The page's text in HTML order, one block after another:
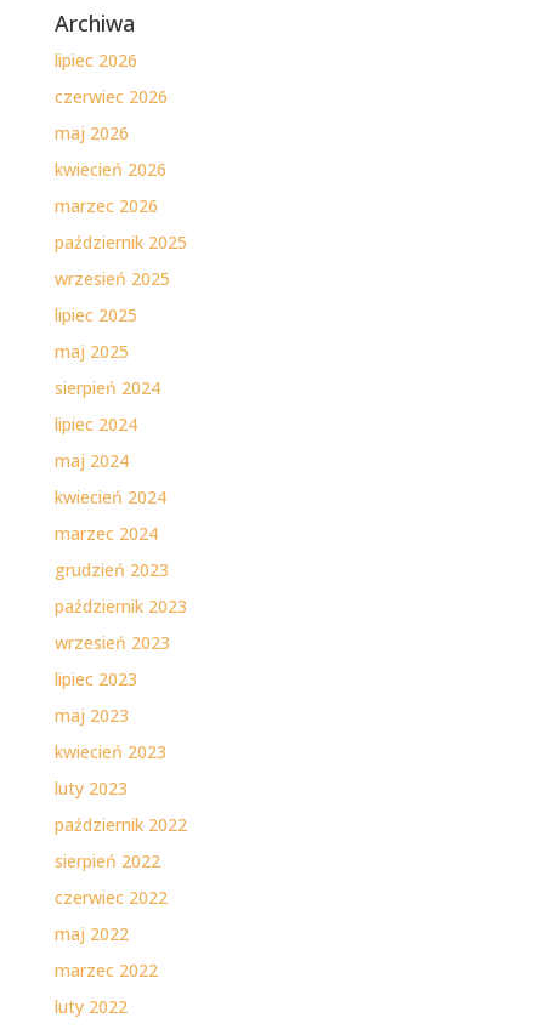
Archiwa
lipiec 2026
czerwiec 2026
maj 2026
kwiecień 2026
marzec 2026
październik 2025
wrzesień 2025
lipiec 2025
maj 2025
sierpień 2024
lipiec 2024
maj 2024
kwiecień 2024
marzec 2024
grudzień 2023
październik 2023
wrzesień 2023
lipiec 2023
maj 2023
kwiecień 2023
luty 2023
październik 2022
sierpień 2022
czerwiec 2022
maj 2022
marzec 2022
luty 2022